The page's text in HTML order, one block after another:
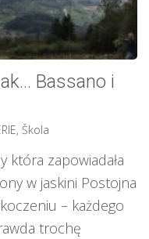
Bassano i
, Škola
która zapowiadała
w jaskini Postojna
– każdego
trochę